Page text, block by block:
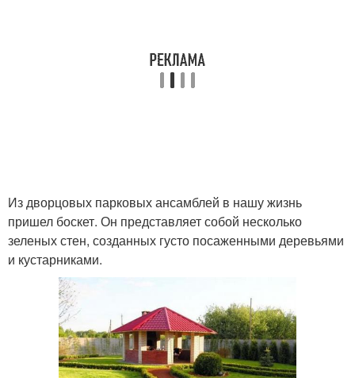
Из дворцовых парковых ансамблей в нашу жизнь
пришел боскет. Он представляет собой несколько
зеленых стен, созданных густо посаженными деревьями
и кустарниками.